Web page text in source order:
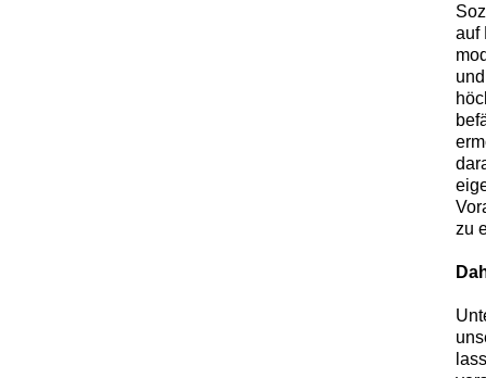
auf
zu